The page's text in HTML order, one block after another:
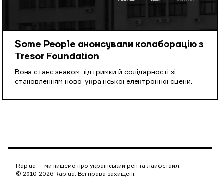
Some People анонсували колаборацію з
Tresor Foundation
Вона стане знаком підтримки й солідарності зі
становленням нової української електронної сцени.
Rap.ua — ми пишемо про український реп та лайфстайл.
© 2010-2026 Rap.ua. Всі права захищені.